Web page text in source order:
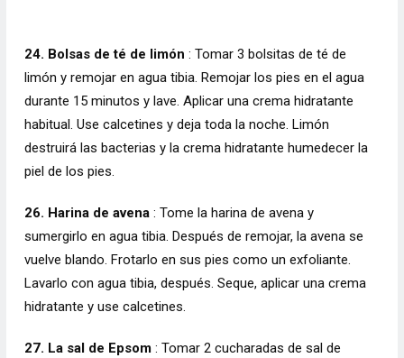
24. Bolsas de té de limón : Tomar 3 bolsitas de té de
limón y remojar en agua tibia. Remojar los pies en el agua
durante 15 minutos y lave. Aplicar una crema hidratante
habitual. Use calcetines y deja toda la noche. Limón
destruirá las bacterias y la crema hidratante humedecer la
piel de los pies.
26. Harina de avena: Tome la harina de avena y
sumergirlo en agua tibia. Después de remojar, la avena se
vuelve blando. Frotarlo en sus pies como un exfoliante.
Lavarlo con agua tibia, después. Seque, aplicar una crema
hidratante y use calcetines.
27. La sal de Epsom: Tomar 2 cucharadas de sal de